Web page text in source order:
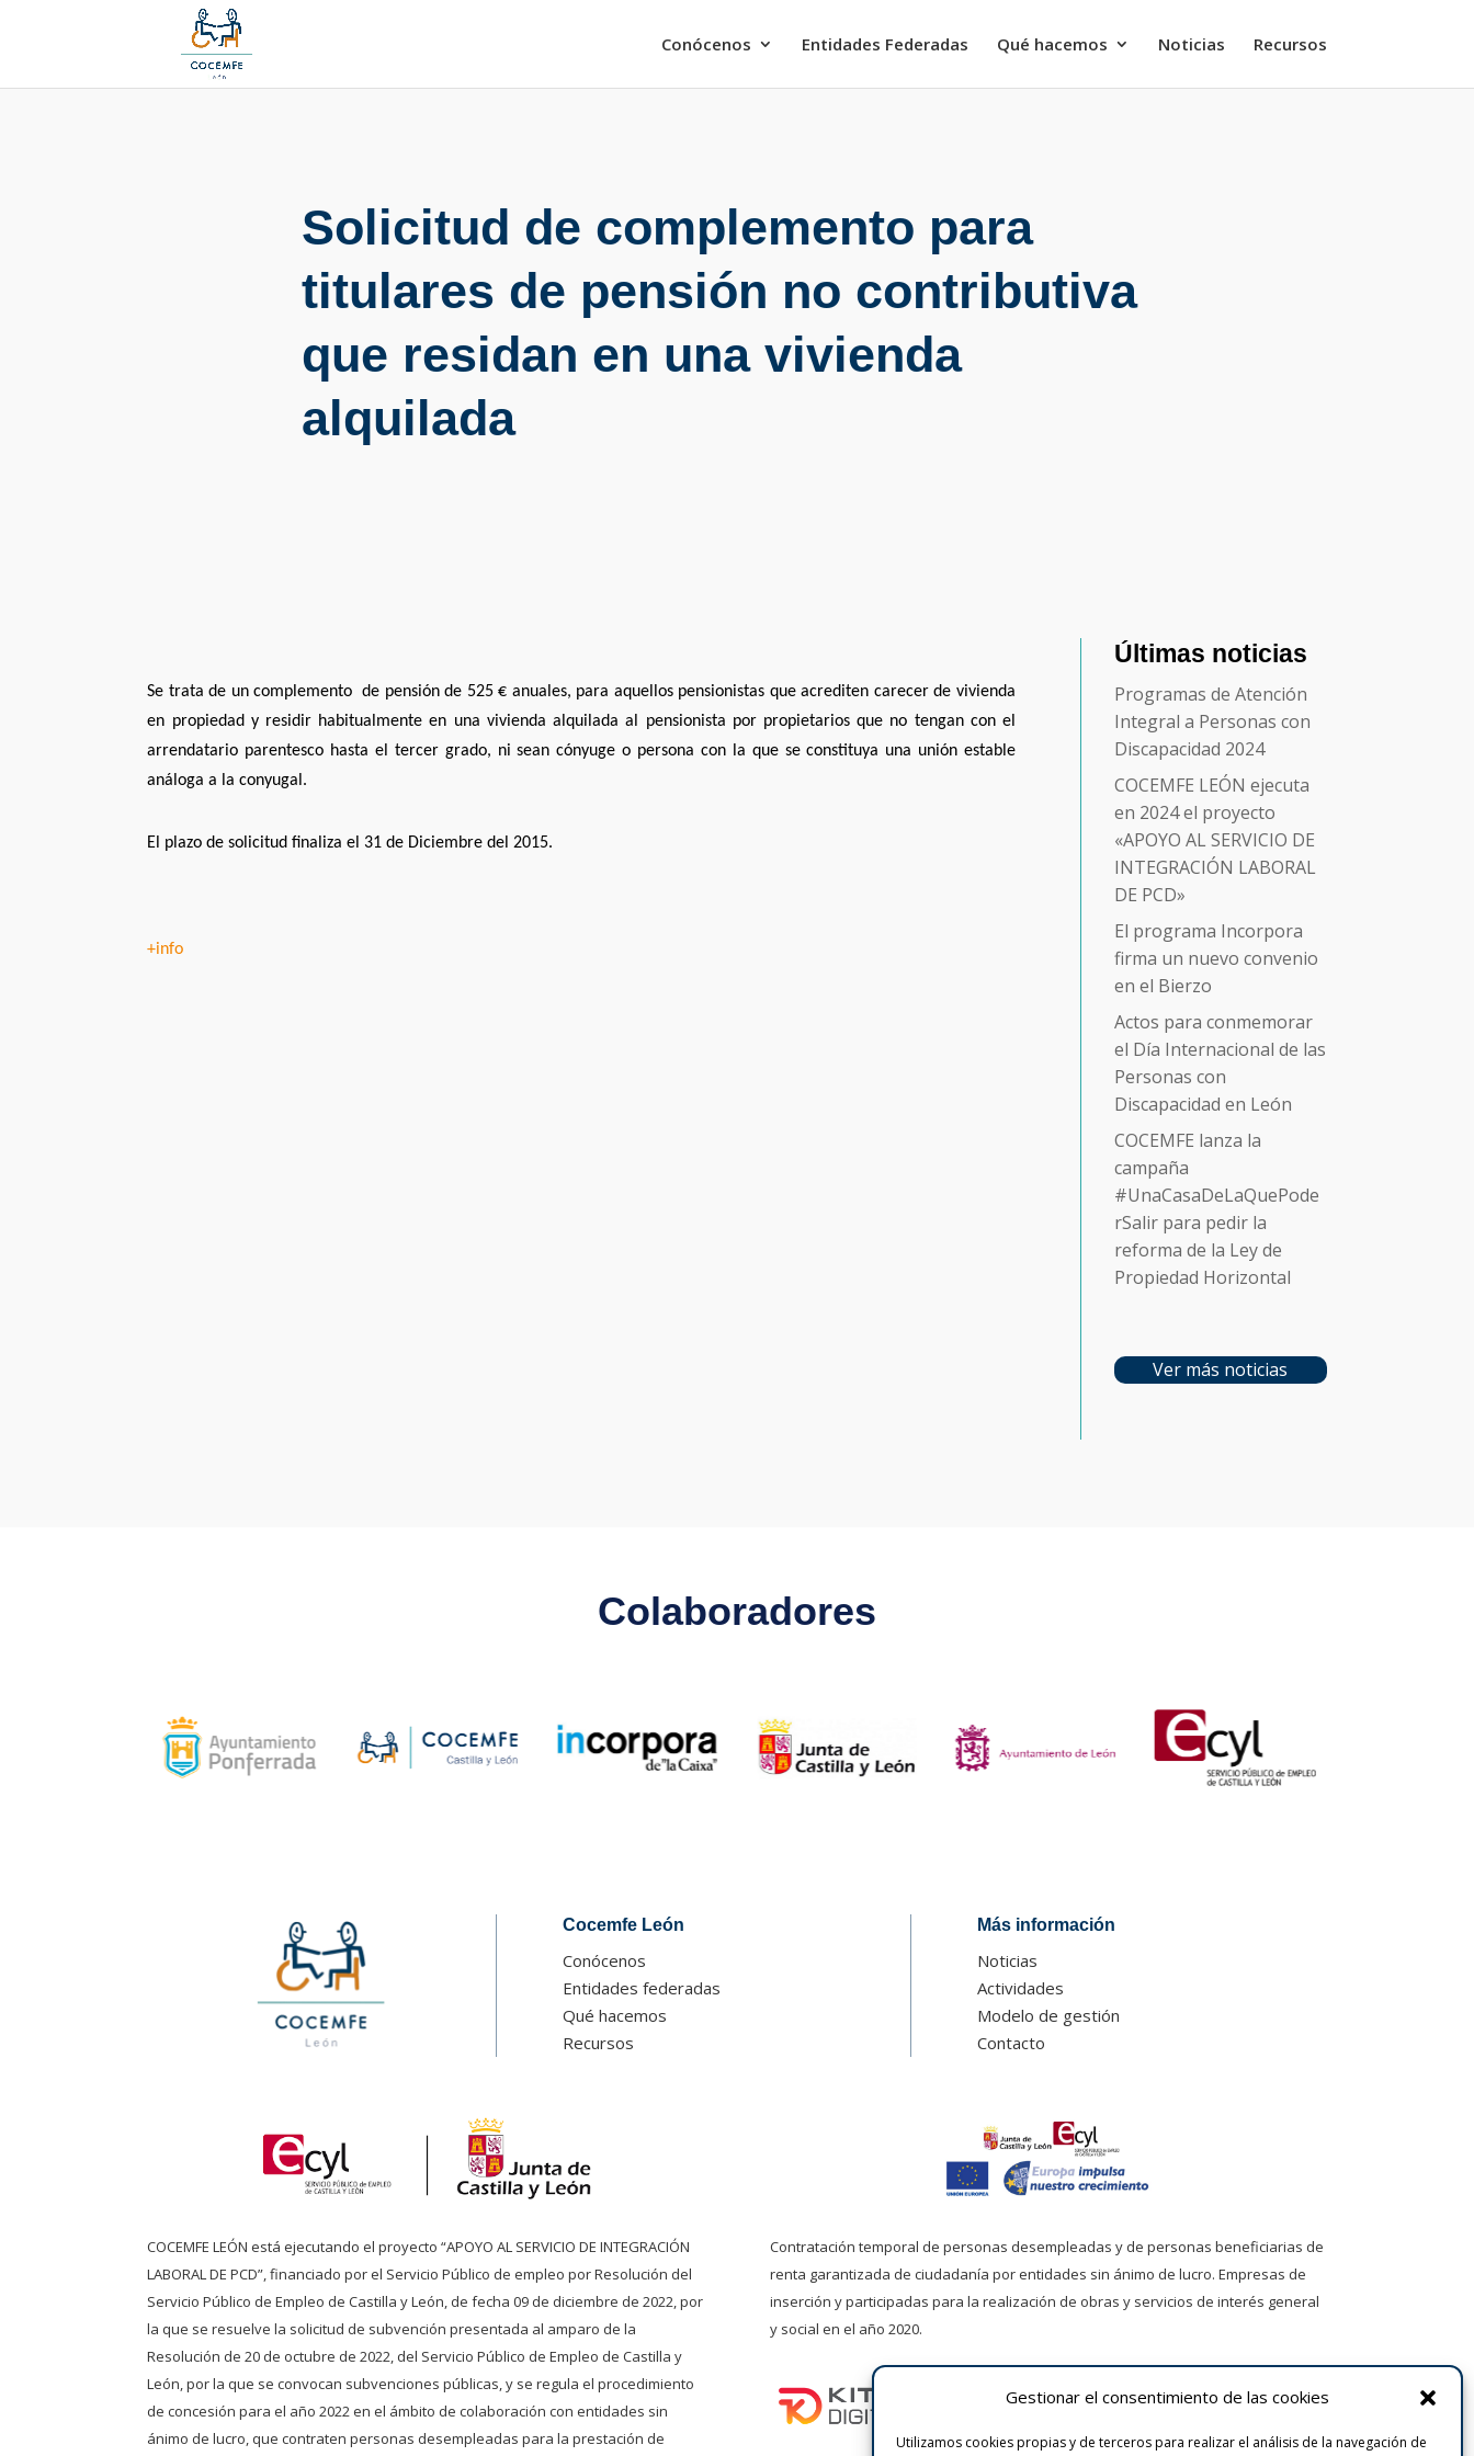
Gestionar el consentimiento de las cookies
Utilizamos cookies propias y de terceros para realizar el análisis de la navegación de
Conócenos Entidades Federadas Qué hacemos Noticias Recursos
Solicitud de complemento para
titulares de pensión no contributiva
que residan en una vivienda
alquilada
Se trata de un complemento de pensión de 525 € anuales, para aquellos pensionistas que acrediten carecer de vivienda
en propiedad y residir habitualmente en una vivienda alquilada al pensionista por propietarios que no tengan con el
arrendatario parentesco hasta el tercer grado, ni sean cónyuge o persona con la que se constituya una unión estable
análoga a la conyugal.
El plazo de solicitud finaliza el 31 de Diciembre del 2015.
+info
Últimas noticias
Programas de Atención
Integral a Personas con
Discapacidad 2024
COCEMFE LEÓN ejecuta
en 2024 el proyecto
«APOYO AL SERVICIO DE
INTEGRACIÓN LABORAL
DE PCD»
El programa Incorpora
firma un nuevo convenio
en el Bierzo
Actos para conmemorar
el Día Internacional de las
Personas con
Discapacidad en León
COCEMFE lanza la
campaña
#UnaCasaDeLaQuePode
rSalir para pedir la
reforma de la Ley de
Propiedad Horizontal
Ver más noticias
Colaboradores
Cocemfe León
Conócenos
Entidades federadas
Qué hacemos
Recursos
Más información
Noticias
Actividades
Modelo de gestión
Contacto
COCEMFE LEÓN está ejecutando el proyecto “APOYO AL SERVICIO DE INTEGRACIÓN
LABORAL DE PCD”, financiado por el Servicio Público de empleo por Resolución del
Servicio Público de Empleo de Castilla y León, de fecha 09 de diciembre de 2022, por
la que se resuelve la solicitud de subvención presentada al amparo de la
Resolución de 20 de octubre de 2022, del Servicio Público de Empleo de Castilla y
León, por la que se convocan subvenciones públicas, y se regula el procedimiento
de concesión para el año 2022 en el ámbito de colaboración con entidades sin
ánimo de lucro, que contraten personas desempleadas para la prestación de
Contratación temporal de personas desempleadas y de personas beneficiarias de
renta garantizada de ciudadanía por entidades sin ánimo de lucro. Empresas de
inserción y participadas para la realización de obras y servicios de interés general
y social en el año 2020.